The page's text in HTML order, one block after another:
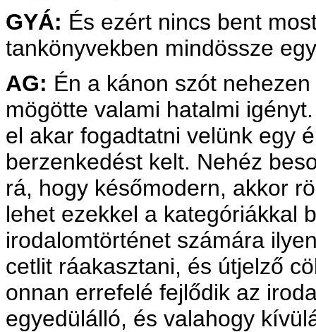
GYÁ: És ezért nincs bent
tankönyvekben mindössze
AG: Én a kánon szót
mögötte valami hatalmi
el akar fogadtatni velünk egy
berzenkedést kelt. Nehéz
rá, hogy későmodern, akkor
lehet ezekkel a kategóriákkal
irodalomtörténet számára
cetlit ráakasztani, és útjelző
onnan errefelé fejlődik az
egyedülálló, és valahogy